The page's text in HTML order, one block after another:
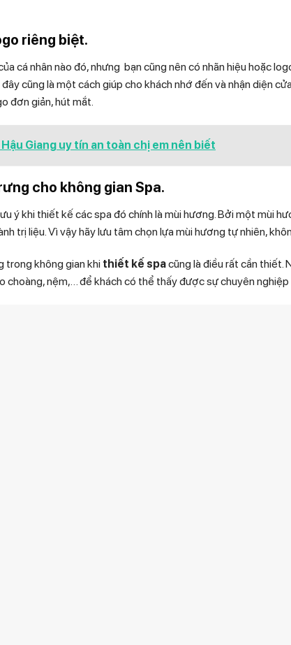
riêng biệt.
cá nhân nào đó, nhưng bạn cũng nên có nhãn hiệu hoặc
cũng là một cách giúp cho khách nhớ đến và nhận diện
đơn giản, hút mắt.
Giang uy tín an toàn chị em nên biết
cho không gian Spa.
ý khi thiết kế các spa đó chính là mùi hương. Bởi một mùi
trị liệu. Vì vậy hãy lưu tâm chọn lựa mùi hương tự nhiên,
trong không gian khi thiết kế spacũng là điều rất cần thiết.
choàng, nệm,… để khách có thể thấy được sự chuyên nghiệp